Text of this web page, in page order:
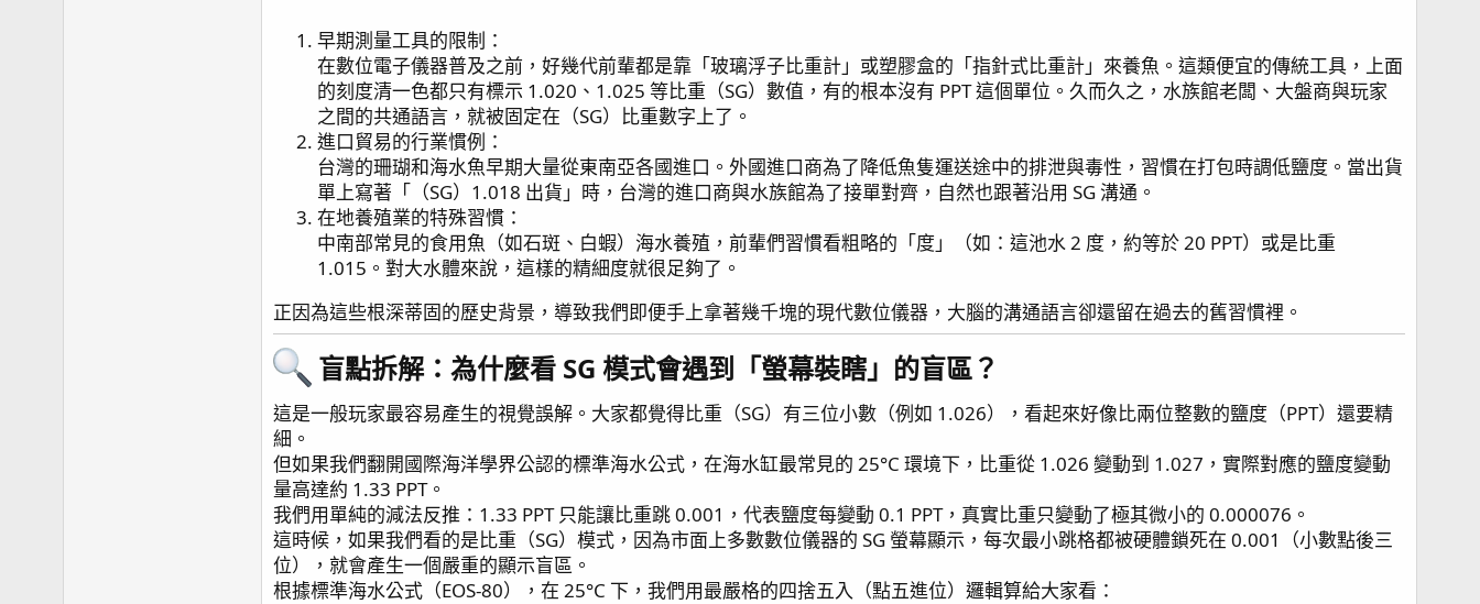
早期測量工具的限制：
在數位電子儀器普及之前，好幾代前輩都是靠「玻璃浮子比重計」或塑膠盒的「指針式比重計」來養魚。這類便宜的傳統工具，上面
的刻度清一色都只有標示 1.020、1.025 等比重（SG）數值，有的根本沒有 PPT 這個單位。久而久之，水族館老闆、大盤商與玩家
之間的共通語言，就被固定在（SG）比重數字上了。
進口貿易的行業慣例：
台灣的珊瑚和海水魚早期大量從東南亞各國進口。外國進口商為了降低魚隻運送途中的排泄與毒性，習慣在打包時調低鹽度。當出貨
單上寫著「（SG）1.018 出貨」時，台灣的進口商與水族館為了接單對齊，自然也跟著沿用 SG 溝通。
在地養殖業的特殊習慣：
中南部常見的食用魚（如石斑、白蝦）海水養殖，前輩們習慣看粗略的「度」（如：這池水 2 度，約等於 20 PPT）或是比重
1.015。對大水體來說，這樣的精細度就很足夠了。
正因為這些根深蒂固的歷史背景，導致我們即便手上拿著幾千塊的現代數位儀器，大腦的溝通語言卻還留在過去的舊習慣裡。
盲點拆解：為什麼看 SG 模式會遇到「螢幕裝瞎」的盲區？​
這是一般玩家最容易產生的視覺誤解。大家都覺得比重（SG）有三位小數（例如 1.026），看起來好像比兩位整數的鹽度（PPT）還要精
細。
但如果我們翻開國際海洋學界公認的標準海水公式，在海水缸最常見的 25°C 環境下，比重從 1.026 變動到 1.027，實際對應的鹽度變動
量高達約 1.33 PPT。
我們用單純的減法反推：1.33 PPT 只能讓比重跳 0.001，代表鹽度每變動 0.1 PPT，真實比重只變動了極其微小的 0.000076。
這時候，如果我們看的是比重（SG）模式，因為市面上多數數位儀器的 SG 螢幕顯示，每次最小跳格都被硬體鎖死在 0.001（小數點後三
位），就會產生一個嚴重的顯示盲區。
根據標準海水公式（EOS-80），在 25°C 下，我們用最嚴格的四捨五入（點五進位）邏輯算給大家看：